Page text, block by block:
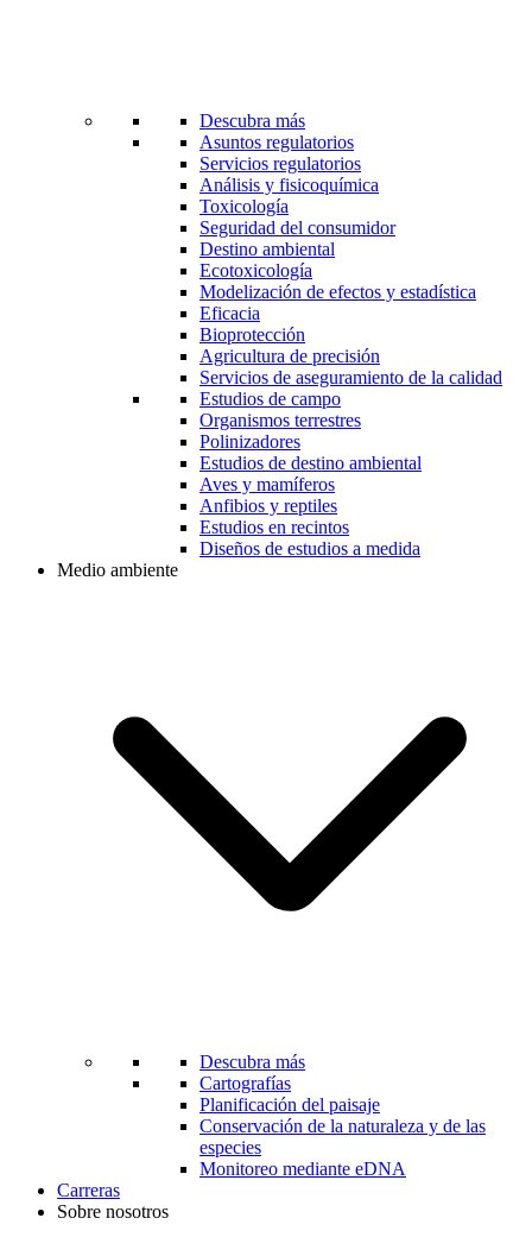
Descubra más
Asuntos regulatorios
Servicios regulatorios
Análisis y fisicoquímica
Toxicología
Seguridad del consumidor
Destino ambiental
Ecotoxicología
Modelización de efectos y estadística
Eficacia
Bioprotección
Agricultura de precisión
Servicios de aseguramiento de la calidad
Estudios de campo
Organismos terrestres
Polinizadores
Estudios de destino ambiental
Aves y mamíferos
Anfibios y reptiles
Estudios en recintos
Diseños de estudios a medida
Medio ambiente
Descubra más
Cartografías
Planificación del paisaje
Conservación de la naturaleza y de las
especies
Monitoreo mediante eDNA
Carreras
Sobre nosotros